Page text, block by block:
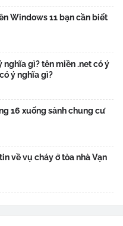
Windows 11 bạn cần biết
gì? tên miền .net có ý
ý nghĩa gì?
16 xuống sảnh chung cư
về vụ cháy ở tòa nhà Vạn